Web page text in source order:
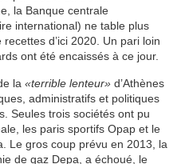
la Banque centrale
international) ne table plus
d’ici 2020. Un pari loin
ont été encaissés à ce jour.
la «terrible lenteur» d’Athènes
administratifs et politiques
Seules trois sociétés ont pu
les paris sportifs Opap et le
Le gros coup prévu en 2013, la
de gaz Depa, a échoué, le